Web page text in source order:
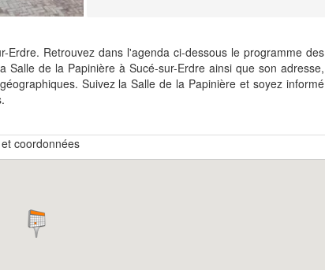
Retrouvez dans l'agenda ci-dessous le programme des
Salle de la Papinière à Sucé-sur-Erdre ainsi que son adresse,
Suivez la Salle de la Papinière et soyez informé
coordonnées